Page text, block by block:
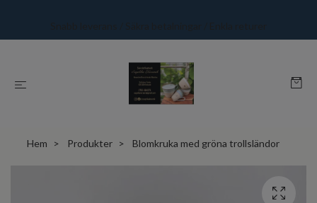
Hem Produkter Blomkruka med gröna trollsländor